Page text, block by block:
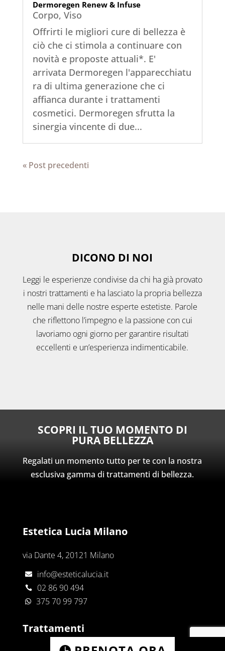
Dermoregen Renew & Infuse
Corpo, Viso
Offrirti le migliori cure di bellezza è
ciò che ci stimola a continuare con
novità e proposte attuali*. E'
arrivata Dermoregen l'apparecchiatu
ra di ultima generazione che ci
affianca durante i trattamenti
cosmetici. Dermoregen sfrutta la
sinergia vincente di due...
« Post precedenti
DICONO DI NOI
Leggi le esperienze condivise da chi ha già provato
i nostri trattamenti e ha lasciato la propria bellezza
nelle mani delle nostre esperte estetiste. Parole
che riflettono l’impegno e la passione con cui
lavoriamo ogni giorno per garantire risultati
eccellenti e un’esperienza indimenticabile.
SCOPRI IL TUO MOMENTO DI
PURA BELLEZZA
Regalati un momento tutto per te con la nostra
esclusiva gamma di trattamenti di bellezza.
Estetica Lucia Milano
via Dante 4, 20121 Milano
 info@esteticalucia.it
 02 86 90 494
 375 70 99 797
Trattamenti